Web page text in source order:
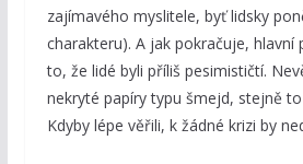
zajímavého myslitele, byť lidsky
charakteru). A jak pokračuje, hlavní
to, že lidé byli příliš pesimističtí.
nekryté papíry typu šmejd, stejně
Kdyby lépe věřili, k žádné krizi by